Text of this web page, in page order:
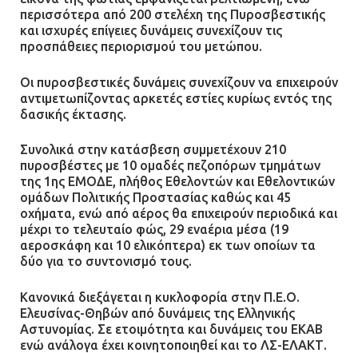
08.07.2026 | 22:30
Α.Τ. Ομονοίας: Ο Εισαγγελέας
πρότεινε την αθώωση των
αστυνομικών
Ο δήμαρχος Μάνδρας δώρισε όλους
τους μισθούς του 2025 στο Θριάσιο
για μηχάνημα καρδιολογικών
επεμβάσεων
08.07.2026 | 15:02
περισσότερα από 200 στελέχη της Πυροσβεστικής
και ισχυρές επίγειες δυνάμεις συνεχίζουν τις
προσπάθειες περιορισμού του μετώπου.
Οι πυροσβεστικές δυνάμεις συνεχίζουν να επιχειρούν
αντιμετωπίζοντας αρκετές εστίες κυρίως εντός της
δασικής έκτασης.
Συνολικά στην κατάσβεση συμμετέχουν 210
πυροσβέστες με 10 ομαδές πεζοπόρων τμημάτων
της 1ης ΕΜΟΔΕ, πλήθος Εθελοντών και Εθελοντικών
ομάδων Πολιτικής Προστασίας καθώς και 45
οχήματα, ενώ από αέρος θα επιχειρούν περιοδικά και
μέχρι το τελευταίο φώς, 29 εναέρια μέσα (19
αεροσκάφη και 10 ελικόπτερα) εκ των οποίων τα
δύο για το συντονισμό τους.
Κανονικά διεξάγεται η κυκλοφορία στην Π.Ε.Ο.
Ελευσίνας-Θηβών από δυνάμεις της Ελληνικής
Αστυνομίας. Σε ετοιμότητα και δυνάμεις του ΕΚΑΒ
ενώ ανάλογα έχει κοινητοποιηθεί και το ΛΣ-ΕΛΑΚΤ.